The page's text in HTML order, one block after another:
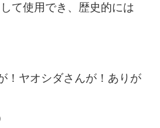
て使用でき、歴史的には
！ヤオシダさんが！ありが